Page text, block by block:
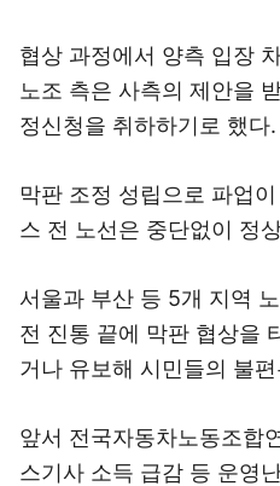
협상 과정에서 양측 입장
노조 측은 사측의 제안을
정신청을 취하하기로 했다.
막판 조정 성립으로 파업
스 전 노선은 중단없이 정
서울과 부산 등 5개 지역
전 진통 끝에 막판 협상을
거나 유보해 시민들의 불
앞서 전국자동차노동조합
스기사 소득 급감 등 운영